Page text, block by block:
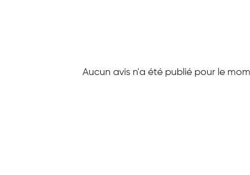
Aucun avis n'a été publié pour le